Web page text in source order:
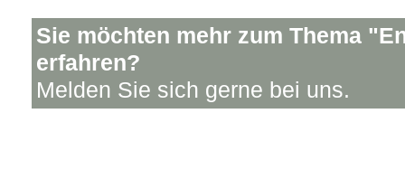
Sie möchten mehr zum Thema
erfahren?
Melden Sie sich gerne bei uns.